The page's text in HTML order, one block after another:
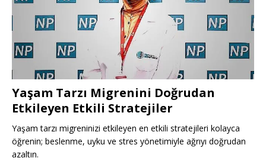
Yaşam Tarzı Migrenini Doğrudan
Etkileyen Etkili Stratejiler
Yaşam tarzı migreninizi etkileyen en etkili stratejileri kolayca
öğrenin; beslenme, uyku ve stres yönetimiyle ağrıyı doğrudan
azaltın.